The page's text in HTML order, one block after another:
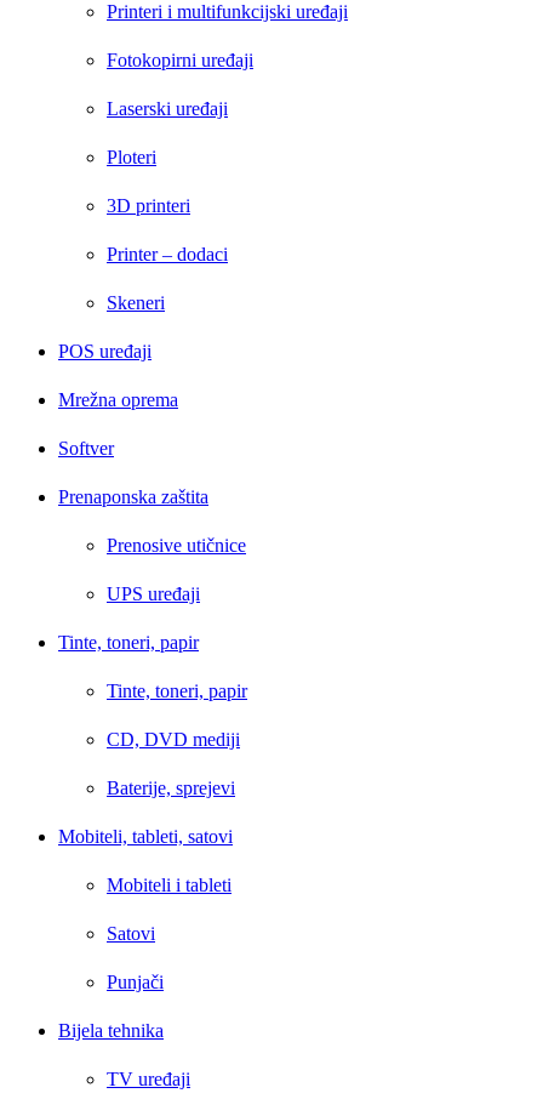
Printeri i multifunkcijski uređaji
Fotokopirni uređaji
Laserski uređaji
Ploteri
3D printeri
Printer – dodaci
Skeneri
POS uređaji
Mrežna oprema
Softver
Prenaponska zaštita
Prenosive utičnice
UPS uređaji
Tinte, toneri, papir
Tinte, toneri, papir
CD, DVD mediji
Baterije, sprejevi
Mobiteli, tableti, satovi
Mobiteli i tableti
Satovi
Punjači
Bijela tehnika
TV uređaji